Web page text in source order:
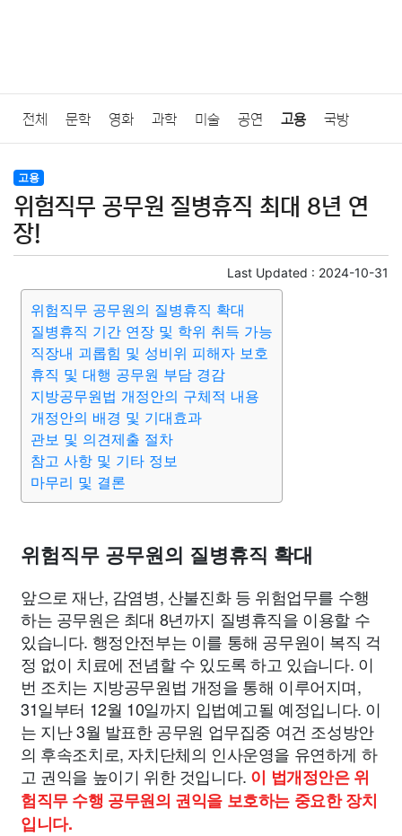
전체 문학 영화 과학 미술 공연 고용 국방
법률
질병 가요 방송 일상 주식 암호화폐 블록체인
미용 증권 인테리어
요리 상품리뷰 원예 금융 게임
대출 자동차 취미 여행 맛집
종교 사회 정치 건강 의료
부동산 외국어 교육
고용
위험직무 공무원 질병휴직 최대 8년 연
장!
Last Updated : 2024-10-31
위험직무 공무원의 질병휴직 확대
질병휴직 기간 연장 및 학위 취득 가능
직장내 괴롭힘 및 성비위 피해자 보호
휴직 및 대행 공무원 부담 경감
지방공무원법 개정안의 구체적 내용
개정안의 배경 및 기대효과
관보 및 의견제출 절차
참고 사항 및 기타 정보
마무리 및 결론
위험직무 공무원의 질병휴직 확대
앞으로 재난, 감염병, 산불진화 등 위험업무를 수행
하는 공무원은 최대 8년까지 질병휴직을 이용할 수
있습니다. 행정안전부는 이를 통해 공무원이 복직 걱
정 없이 치료에 전념할 수 있도록 하고 있습니다. 이
번 조치는 지방공무원법 개정을 통해 이루어지며,
31일부터 12월 10일까지 입법예고될 예정입니다. 이
는 지난 3월 발표한 공무원 업무집중 여건 조성방안
의 후속조치로, 자치단체의 인사운영을 유연하게 하
고 권익을 높이기 위한 것입니다. 이 법개정안은 위
험직무 수행 공무원의 권익을 보호하는 중요한 장치
입니다.